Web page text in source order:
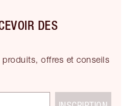
DES
produits, offres et conseils